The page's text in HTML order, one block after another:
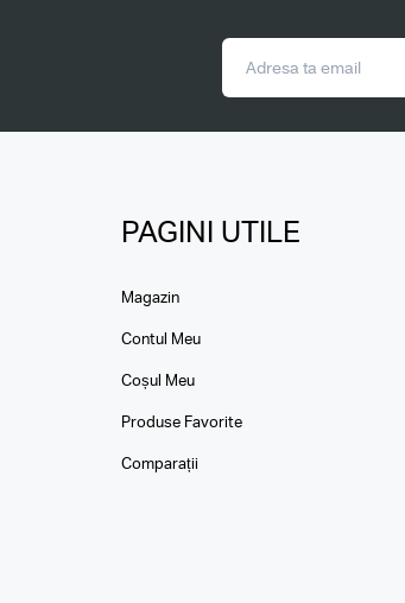
PAGINI UTILE
Magazin
Contul Meu
Coșul Meu
Produse Favorite
Comparații